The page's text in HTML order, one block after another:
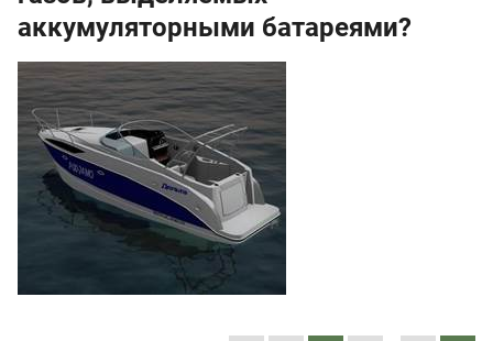
аккумуляторными батареями?